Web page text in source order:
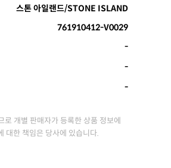
스톤 아일랜드/STONE ISLAND
761910412-V0029
-
-
-
개별 판매자가 등록한 상품 정보에
대한 책임은 당사에 있습니다.